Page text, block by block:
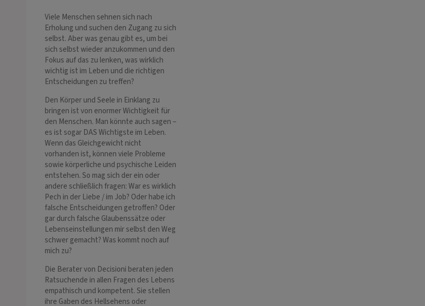
Viele Menschen sehnen sich nach
Erholung und suchen den Zugang zu sich
selbst. Aber was genau gibt es, um bei
sich selbst wieder anzukommen und den
Fokus auf das zu lenken, was wirklich
wichtig ist im Leben und die richtigen
Entscheidungen zu treffen?
Den Körper und Seele in Einklang zu
bringen ist von enormer Wichtigkeit für
den Menschen. Man könnte auch sagen –
es ist sogar DAS Wichtigste im Leben.
Wenn das Gleichgewicht nicht
vorhanden ist, können viele Probleme
sowie körperliche und psychische Leiden
entstehen. So mag sich der ein oder
andere schließlich fragen: War es wirklich
Pech in der Liebe / im Job? Oder habe ich
falsche Entscheidungen getroffen? Oder
gar durch falsche Glaubenssätze oder
Lebenseinstellungen mir selbst den Weg
schwer gemacht? Was kommt noch auf
mich zu?
Die Berater von Decisioni beraten jeden
Ratsuchende in allen Fragen des Lebens
empathisch und kompetent. Sie stellen
ihre Gaben des Hellsehens oder